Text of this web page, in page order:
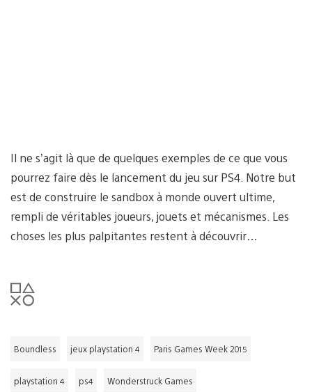
Il ne s’agit là que de quelques exemples de ce que vous
pourrez faire dès le lancement du jeu sur PS4. Notre but
est de construire le sandbox à monde ouvert ultime,
rempli de véritables joueurs, jouets et mécanismes. Les
choses les plus palpitantes restent à découvrir…
Boundless jeux playstation 4 Paris Games Week 2015
playstation 4 ps4 Wonderstruck Games